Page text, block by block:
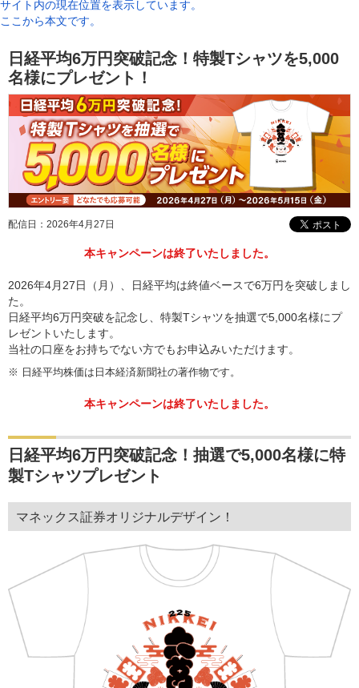
サイト内の現在位置を表示しています。
ここから本文です。
日経平均6万円突破記念！特製Tシャツを5,000
名様にプレゼント！
配信日： 2026年4月27日
本キャンペーンは終了いたしました。
2026年4月27日（月）、日経平均は終値ベースで6万円を突破しまし
た。
日経平均6万円突破を記念し、特製Tシャツを抽選で5,000名様にプ
レゼントいたします。
当社の口座をお持ちでない方でもお申込みいただけます。
※ 日経平均株価は日本経済新聞社の著作物です。
本キャンペーンは終了いたしました。
日経平均6万円突破記念！抽選で5,000名様に特
製Tシャツプレゼント
マネックス証券オリジナルデザイン！